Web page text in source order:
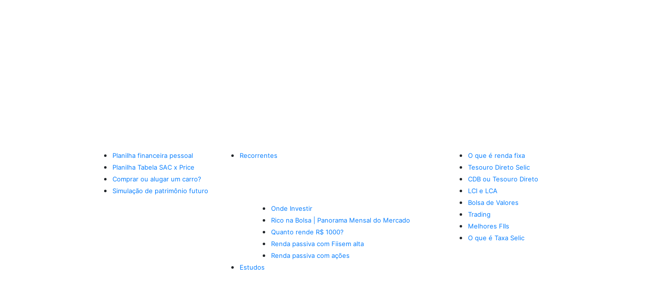
Planilha financeira pessoal
Planilha Tabela SAC x Price
Comprar ou alugar um carro?
Simulação de patrimônio futuro
Recorrentes
Onde Investir
Rico na Bolsa | Panorama Mensal do Mercado
Quanto rende R$ 1000?
Renda passiva com Fiisem alta
Renda passiva com ações
Estudos
O que é renda fixa
Tesouro Direto Selic
CDB ou Tesouro Direto
LCI e LCA
Bolsa de Valores
Trading
Melhores FIIs
O que é Taxa Selic